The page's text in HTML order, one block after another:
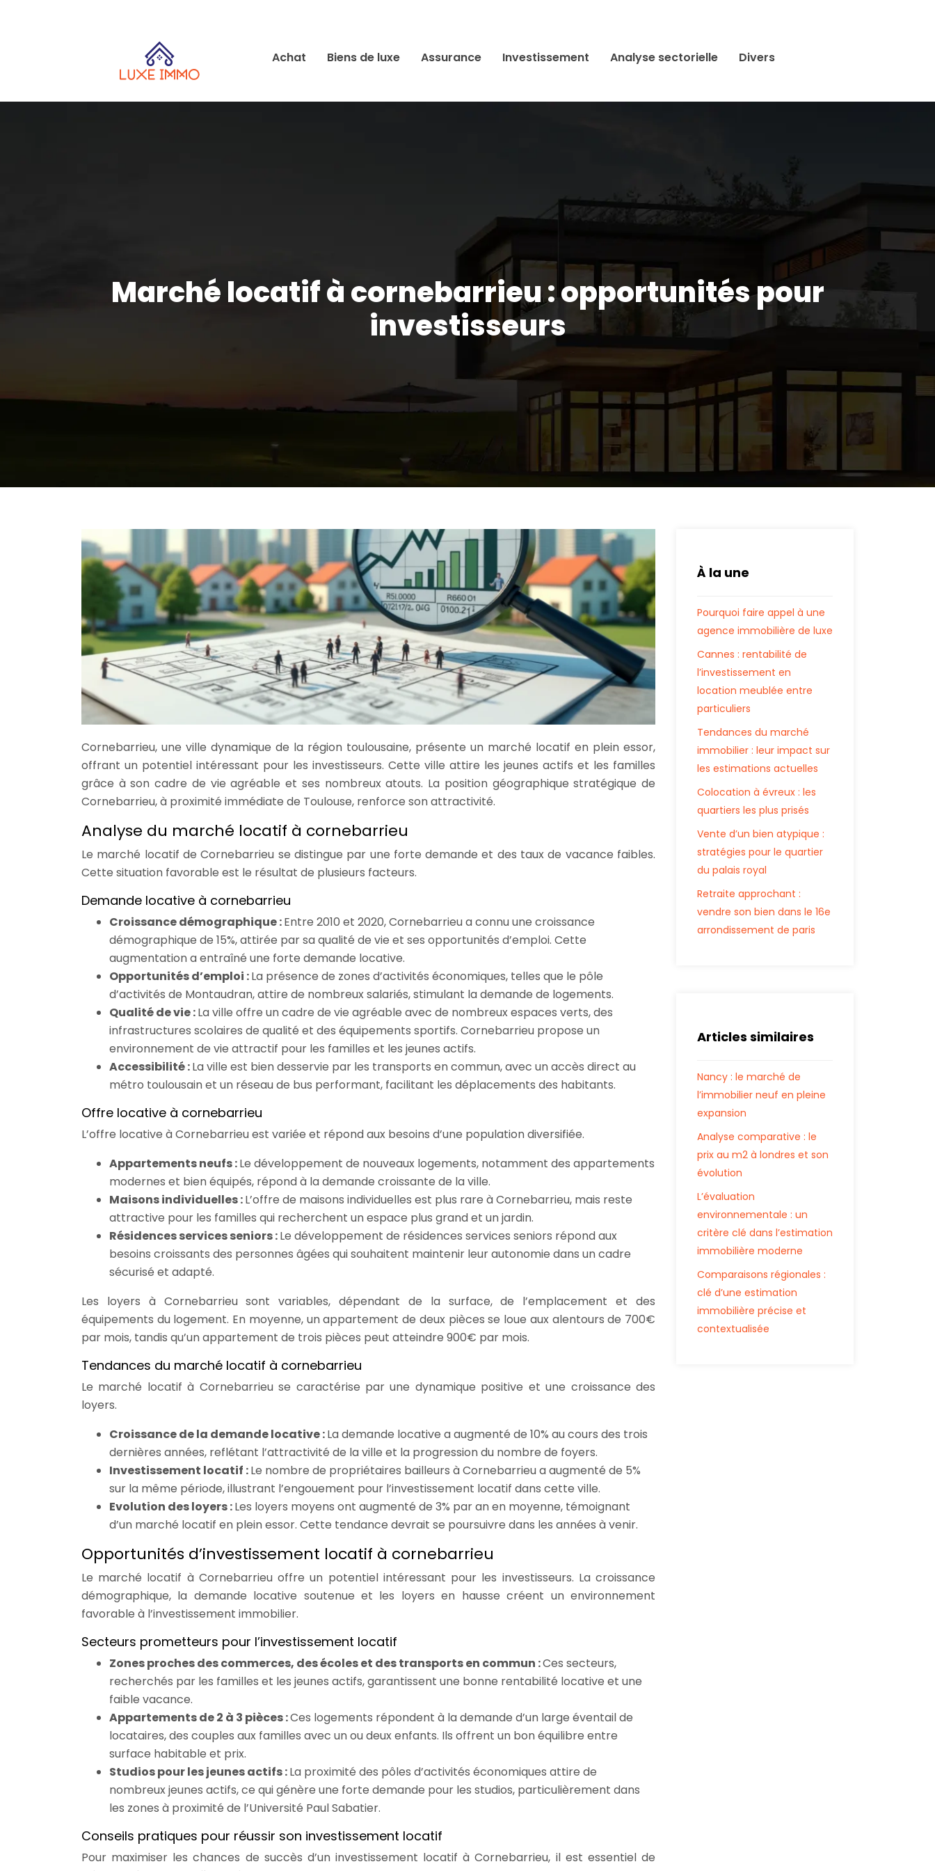
Achat Biens de luxe Assurance Investissement Analyse sectorielle Divers
Marché locatif à cornebarrieu : opportunités pour
investisseurs
Cornebarrieu, une ville dynamique de la région toulousaine, présente un marché locatif en plein essor,
offrant un potentiel intéressant pour les investisseurs. Cette ville attire les jeunes actifs et les familles
grâce à son cadre de vie agréable et ses nombreux atouts. La position géographique stratégique de
Cornebarrieu, à proximité immédiate de Toulouse, renforce son attractivité.
Analyse du marché locatif à cornebarrieu
Le marché locatif de Cornebarrieu se distingue par une forte demande et des taux de vacance faibles.
Cette situation favorable est le résultat de plusieurs facteurs.
Demande locative à cornebarrieu
Croissance démographique :Entre 2010 et 2020, Cornebarrieu a connu une croissance
démographique de 15%, attirée par sa qualité de vie et ses opportunités d’emploi. Cette
augmentation a entraîné une forte demande locative.
Opportunités d’emploi :La présence de zones d’activités économiques, telles que le pôle
d’activités de Montaudran, attire de nombreux salariés, stimulant la demande de logements.
Qualité de vie :La ville offre un cadre de vie agréable avec de nombreux espaces verts, des
infrastructures scolaires de qualité et des équipements sportifs. Cornebarrieu propose un
environnement de vie attractif pour les familles et les jeunes actifs.
Accessibilité :La ville est bien desservie par les transports en commun, avec un accès direct au
métro toulousain et un réseau de bus performant, facilitant les déplacements des habitants.
Offre locative à cornebarrieu
L’offre locative à Cornebarrieu est variée et répond aux besoins d’une population diversifiée.
Appartements neufs :Le développement de nouveaux logements, notamment des appartements
modernes et bien équipés, répond à la demande croissante de la ville.
Maisons individuelles :L’offre de maisons individuelles est plus rare à Cornebarrieu, mais reste
attractive pour les familles qui recherchent un espace plus grand et un jardin.
Résidences services seniors :Le développement de résidences services seniors répond aux
besoins croissants des personnes âgées qui souhaitent maintenir leur autonomie dans un cadre
sécurisé et adapté.
Les loyers à Cornebarrieu sont variables, dépendant de la surface, de l’emplacement et des
équipements du logement. En moyenne, un appartement de deux pièces se loue aux alentours de 700€
par mois, tandis qu’un appartement de trois pièces peut atteindre 900€ par mois.
Tendances du marché locatif à cornebarrieu
Le marché locatif à Cornebarrieu se caractérise par une dynamique positive et une croissance des
loyers.
Croissance de la demande locative :La demande locative a augmenté de 10% au cours des trois
dernières années, reflétant l’attractivité de la ville et la progression du nombre de foyers.
Investissement locatif :Le nombre de propriétaires bailleurs à Cornebarrieu a augmenté de 5%
sur la même période, illustrant l’engouement pour l’investissement locatif dans cette ville.
Evolution des loyers :Les loyers moyens ont augmenté de 3% par an en moyenne, témoignant
d’un marché locatif en plein essor. Cette tendance devrait se poursuivre dans les années à venir.
Opportunités d’investissement locatif à cornebarrieu
Le marché locatif à Cornebarrieu offre un potentiel intéressant pour les investisseurs. La croissance
démographique, la demande locative soutenue et les loyers en hausse créent un environnement
favorable à l’investissement immobilier.
Secteurs prometteurs pour l’investissement locatif
Zones proches des commerces, des écoles et des transports en commun :Ces secteurs,
recherchés par les familles et les jeunes actifs, garantissent une bonne rentabilité locative et une
faible vacance.
Appartements de 2 à 3 pièces :Ces logements répondent à la demande d’un large éventail de
locataires, des couples aux familles avec un ou deux enfants. Ils offrent un bon équilibre entre
surface habitable et prix.
Studios pour les jeunes actifs :La proximité des pôles d’activités économiques attire de
nombreux jeunes actifs, ce qui génère une forte demande pour les studios, particulièrement dans
les zones à proximité de l’Université Paul Sabatier.
Conseils pratiques pour réussir son investissement locatif
Pour maximiser les chances de succès d’un investissement locatif à Cornebarrieu, il est essentiel de
À la une
Pourquoi faire appel à une
agence immobilière de luxe
Cannes : rentabilité de
l’investissement en
location meublée entre
particuliers
Tendances du marché
immobilier : leur impact sur
les estimations actuelles
Colocation à évreux : les
quartiers les plus prisés
Vente d’un bien atypique :
stratégies pour le quartier
du palais royal
Retraite approchant :
vendre son bien dans le 16e
arrondissement de paris
Articles similaires
Nancy : le marché de
l’immobilier neuf en pleine
expansion
Analyse comparative : le
prix au m2 à londres et son
évolution
L’évaluation
environnementale : un
critère clé dans l’estimation
immobilière moderne
Comparaisons régionales :
clé d’une estimation
immobilière précise et
contextualisée